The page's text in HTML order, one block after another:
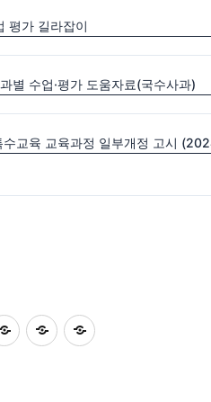
평가 길라잡이
별 수업·평가 도움자료(국수사과)
사
자
학